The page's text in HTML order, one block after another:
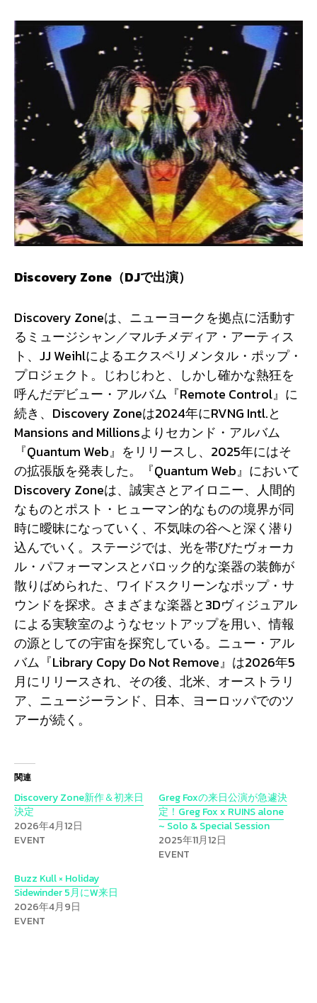
Discovery Zone （DJで出演）
Discovery Zoneは、ニューヨークを拠点に活動す
るミュージシャン／マルチメディア・アーティス
ト、JJ Weihlによるエクスペリメンタル・ポップ・
プロジェクト。じわじわと、しかし確かな熱狂を
呼んだデビュー・アルバム『Remote Control』に
続き、Discovery Zoneは2024年にRVNG Intl.と
Mansions and Millionsよりセカンド・アルバム
『Quantum Web』をリリースし、2025年にはそ
の拡張版を発表した。『Quantum Web』において
Discovery Zoneは、誠実さとアイロニー、人間的
なものとポスト・ヒューマン的なものの境界が同
時に曖昧になっていく、不気味の谷へと深く潜り
込んでいく。ステージでは、光を帯びたヴォーカ
ル・パフォーマンスとバロック的な楽器の装飾が
散りばめられた、ワイドスクリーンなポップ・サ
ウンドを探求。さまざまな楽器と3Dヴィジュアル
による実験室のようなセットアップを用い、情報
の源としての宇宙を探究している。ニュー・アル
バム『Library Copy Do Not Remove』は2026年5
月にリリースされ、その後、北米、オーストラリ
ア、ニュージーランド、日本、ヨーロッパでのツ
アーが続く。
関連
Discovery Zone新作＆初来日
決定
2026年4月12日
EVENT
Greg Foxの来日公演が急遽決
定！Greg Fox x RUINS alone
~ Solo & Special Session
2025年11月12日
EVENT
Buzz Kull × Holiday
Sidewinder 5月にW来日
2026年4月9日
EVENT